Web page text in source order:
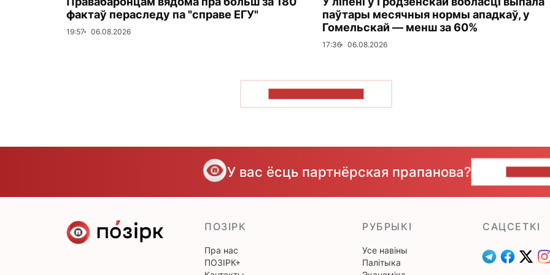
фактаў пераследу па "справе ЕГУ"
19:57 06.08.2026
паўтары месячныя нормы ападкаў, у
Гомельскай — менш за 60%
17:36 06.08.2026
У вас ёсць партнёрская прапанова?
ПОЗІРК
Пра нас
ПОЗІРК+
РУБРЫКІ
Усе навіны
Палітыка
САЦСЕТКІ